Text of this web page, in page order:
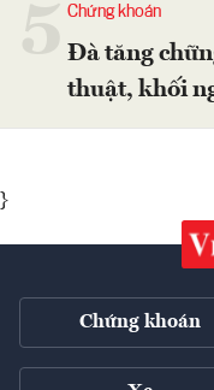
Chứng khoán
Đà tăng
thuật, khối
}
Chứng khoán